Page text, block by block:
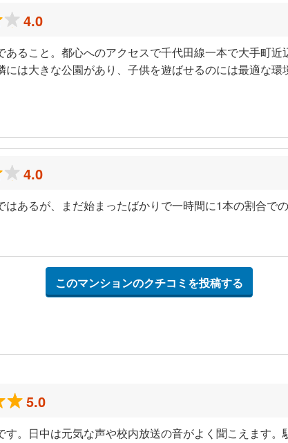
4.0
あること。都心へのアクセスで千代田線一本で大手町
は大きな公園があり、子供を遊ばせるのには最適な
4.0
はあるが、まだ始まったばかりで一時間に1本の割合で
このマンションのクチコミを投稿する
5.0
。日中は元気な声や校内放送の音がよく聞こえます